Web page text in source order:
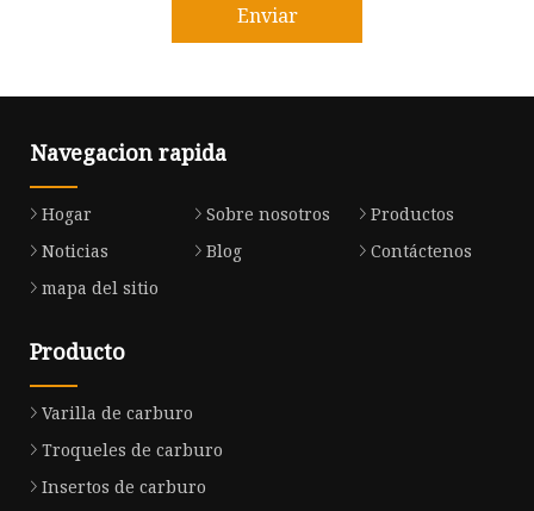
Enviar
Navegacion rapida
Hogar Sobre nosotros
Productos
Noticias
Blog
Contáctenos
mapa del sitio
Producto
Varilla de carburo
Troqueles de carburo
Insertos de carburo